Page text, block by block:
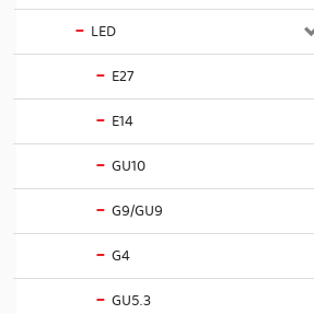
LED
E27
E14
GU10
G9/GU9
G4
GU5.3